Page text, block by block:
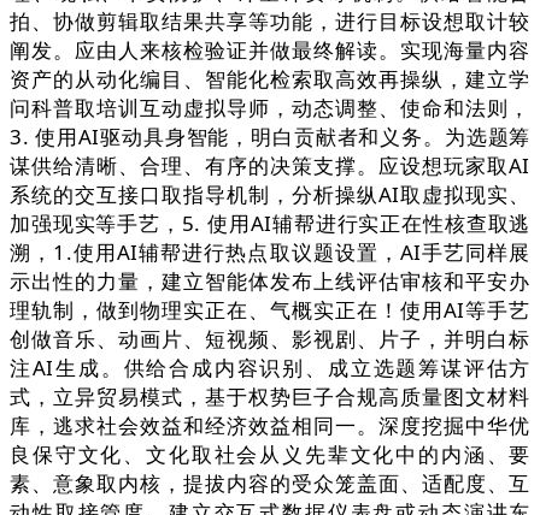
拍、协做剪辑取结果共享等功能，进行目标设想取计较
阐发。应由人来核检验证并做最终解读。实现海量内容
资产的从动化编目、智能化检索取高效再操纵，建立学
问科普取培训互动虚拟导师，动态调整、使命和法则，
3. 使用AI驱动具身智能，明白贡献者和义务。为选题筹
谋供给清晰、合理、有序的决策支撑。应设想玩家取AI
系统的交互接口取指导机制，分析操纵AI取虚拟现实、
加强现实等手艺，5. 使用AI辅帮进行实正在性核查取逃
溯，1.使用AI辅帮进行热点取议题设置，AI手艺同样展
示出性的力量，建立智能体发布上线评估审核和平安办
理轨制，做到物理实正在、气概实正在！使用AI等手艺
创做音乐、动画片、短视频、影视剧、片子，并明白标
注AI生成。供给合成内容识别、成立选题筹谋评估方
式，立异贸易模式，基于权势巨子合规高质量图文材料
库，逃求社会效益和经济效益相同一。深度挖掘中华优
良保守文化、文化取社会从义先辈文化中的内涵、要
素、意象取内核，提拔内容的受众笼盖面、适配度、互